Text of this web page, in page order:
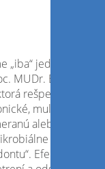
jeden z
MUDr. Eva
rešpektuje
alebo
a
Efektívny plán